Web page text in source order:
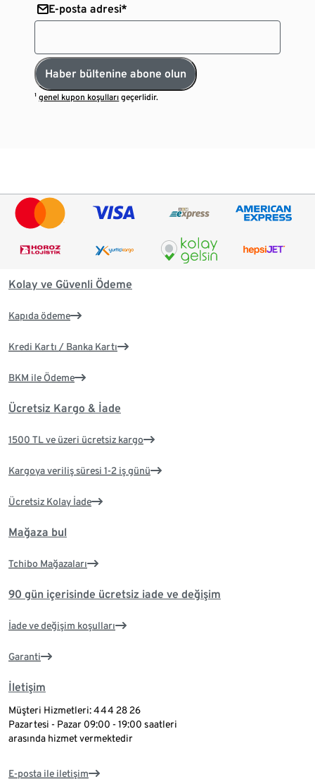
E-posta adresi*
Haber bültenine abone olun
¹genel kupon koşulları geçerlidir.
Kolay ve Güvenli Ödeme
Kapıda ödeme
Kredi Kartı / Banka Kartı
BKM ile Ödeme
Ücretsiz Kargo & İade
1500 TL ve üzeri ücretsiz kargo
Kargoya veriliş süresi 1-2 iş günü
Ücretsiz Kolay İade
Mağaza bul
Tchibo Mağazaları
90 gün içerisinde ücretsiz iade ve değişim
İade ve değişim koşulları
Garanti
İletişim
Müşteri Hizmetleri: 444 28 26
Pazartesi - Pazar 09:00 - 19:00 saatleri
arasında hizmet vermektedir
E-posta ile iletişim